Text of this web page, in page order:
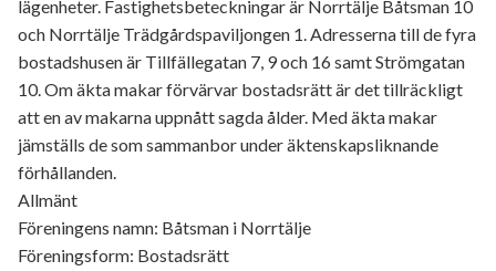
lägenheter. Fastighetsbeteckningar är Norrtälje Båtsman 10
och Norrtälje Trädgårdspaviljongen 1. Adresserna till de fyra
bostadshusen är Tillfällegatan 7, 9 och 16 samt Strömgatan
10. Om äkta makar förvärvar bostadsrätt är det tillräckligt
att en av makarna uppnått sagda ålder. Med äkta makar
jämställs de som sammanbor under äktenskapsliknande
förhållanden.
Allmänt
Föreningens namn: Båtsman i Norrtälje
Föreningsform: Bostadsrätt